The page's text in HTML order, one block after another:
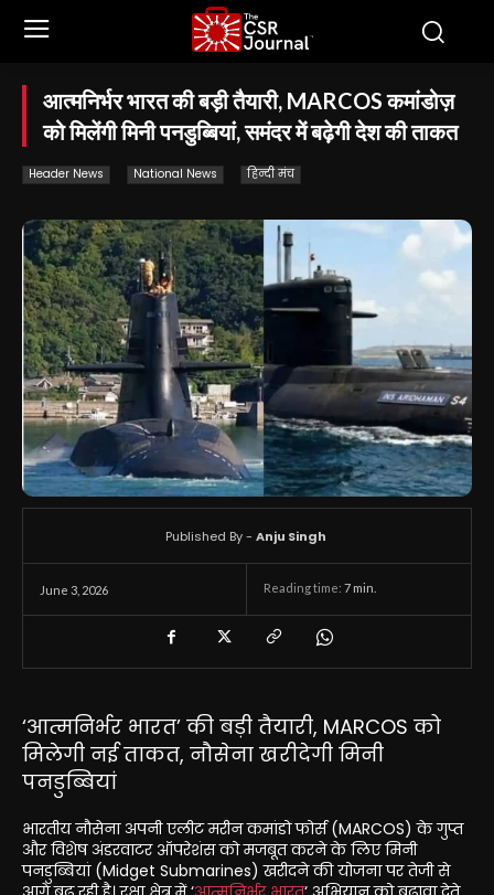
आत्मनिर्भर भारत की बड़ी तैयारी, MARCOS कमांडोज़
को मिलेंगी मिनी पनडुब्बियां, समंदर में बढ़ेगी देश की ताकत
Header News National News हिन्दी मंच
June 3, 2026 Reading time: 7 min.
Published By - Anju Singh
‘आत्मनिर्भर भारत’ की बड़ी तैयारी, MARCOS को
मिलेगी नई ताकत, नौसेना खरीदेगी मिनी
पनडुब्बियां
भारतीय नौसेना अपनी एलीट मरीन कमांडो फोर्स (MARCOS) के गुप्त
और विशेष अंडरवाटर ऑपरेशंस को मजबूत करने के लिए मिनी
पनडुब्बियां (Midget Submarines) खरीदने की योजना पर तेजी से